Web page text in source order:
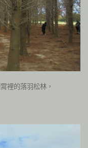
裡的落羽松林，